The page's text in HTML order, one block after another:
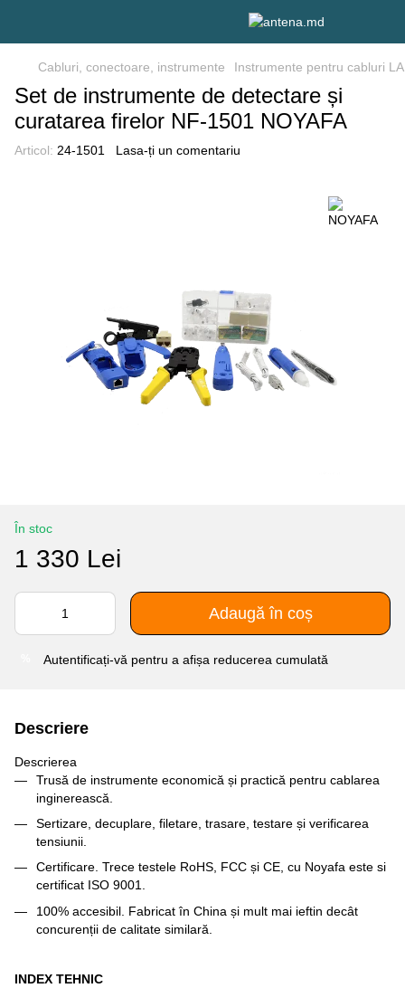
Cabluri, conectoare, instrumente Instrumente pentru cabluri
Set de instrumente de detectare și
curatarea firelor NF-1501 NOYAFA
Articol: 24-1501 Lasa-ți un comentariu
În stoc
1 330 Lei
Adaugă în coș
Autentificați-vă pentru a afișa reducerea cumulată
Descriere
Descrierea
Trusă de instrumente economică și practică pentru cablarea
inginerească.
Sertizare, decuplare, filetare, trasare, testare și verificarea
tensiunii.
Certificare. Trece testele RoHS, FCC și CE, cu Noyafa este si
certificat ISO 9001.
100% accesibil. Fabricat în China și mult mai ieftin decât
concurenții de calitate similară.
INDEX TEHNIC